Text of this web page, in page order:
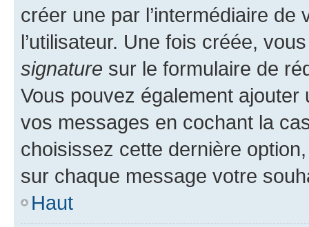
créer une par l’intermédiaire
l’utilisateur. Une fois créée,
signature sur le formulaire de
Vous pouvez également
vos messages en cochant la
choisissez cette dernière
sur chaque message votre
Haut